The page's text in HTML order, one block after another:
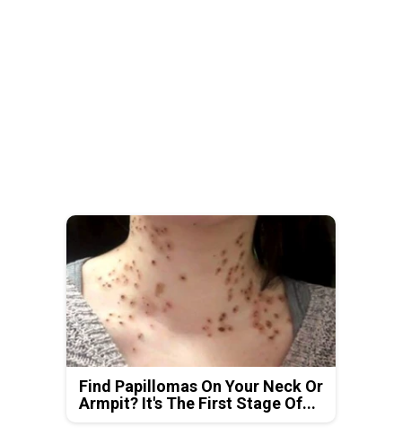
Find Papillomas On Your Neck Or
Armpit? It's The First Stage Of...